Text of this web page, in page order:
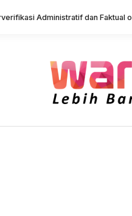
Administratif dan Faktual